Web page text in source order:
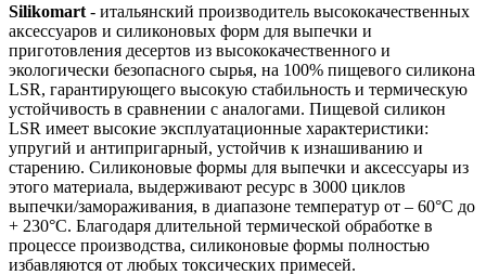
Silikomart - итальянский производитель высококачественных
аксессуаров и силиконовых форм для выпечки и
приготовления десертов из высококачественного и
экологически безопасного сырья, на 100% пищевого силикона
LSR, гарантирующего высокую стабильность и термическую
устойчивость в сравнении с аналогами. Пищевой силикон
LSR имеет высокие эксплуатационные характеристики:
упругий и антипригарный, устойчив к изнашиванию и
старению. Силиконовые формы для выпечки и аксессуары из
этого материала, выдерживают ресурс в 3000 циклов
выпечки/замораживания, в диапазоне температур от – 60°C до
+ 230°C. Благодаря длительной термической обработке в
процессе производства, силиконовые формы полностью
избавляются от любых токсических примесей.